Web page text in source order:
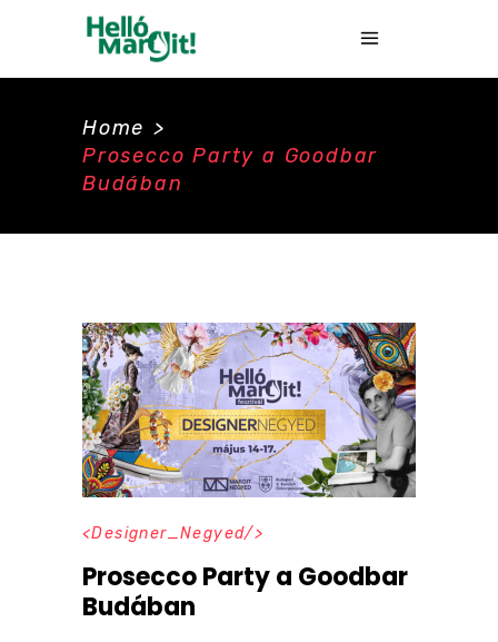
Home >
Prosecco Party a Goodbar
Budában
Designer_Negyed
Prosecco Party a Goodbar
Budában